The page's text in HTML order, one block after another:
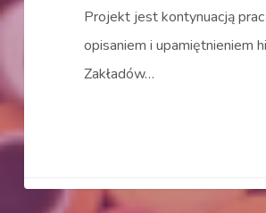
Projekt jest kontynuacją prac
opisaniem i upamiętnieniem
Zakładów…